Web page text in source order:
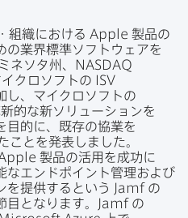
組織に​おける Apple 製品の​
の​業界標準ソフトウェアを​
ネソタ州、
NASDAQ
クロソフトの ISV
し、​マイクロソフトの​
的な​新ソリューションを​
目的に、​既存の​協業を​
ことを​発表しました。​
製品の​活用を​成功に​
な​エンドポイント管理および​
を​提供すると​いう Jamf の​
となります。
Jamf の​